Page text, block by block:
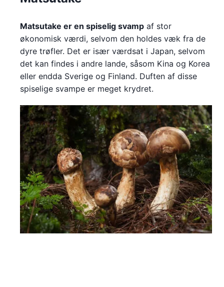
Matsutake er en spiselig svamp af stor
økonomisk værdi, selvom den holdes væk fra de
dyre trøfler. Det er især værdsat i Japan, selvom
det kan findes i andre lande, såsom Kina og Korea
eller endda Sverige og Finland. Duften af disse
spiselige svampe er meget krydret.